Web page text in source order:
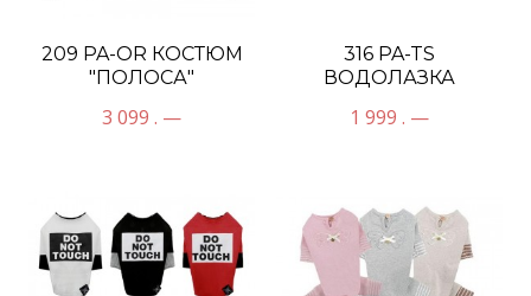
209 PA-OR КОСТЮМ
"ПОЛОСА"
3 099 . —
316 PA-TS
ВОДОЛАЗКА
РУКАВОВ
1 999 . —